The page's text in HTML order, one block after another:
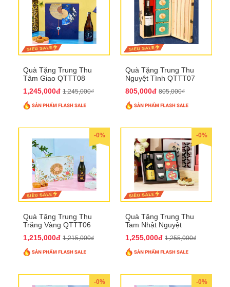
Quà Tặng Trung Thu
Tâm Giao QTTT08
1,245,000đ 1,245,000₫
Quà Tặng Trung Thu
Nguyệt Tình QTTT07
805,000đ 805,000₫
-0%
Quà Tặng Trung Thu
Trăng Vàng QTTT06
1,215,000đ 1,215,000₫
-0%
Quà Tặng Trung Thu
Tam Nhật Nguyệt
1,255,000đ 1,255,000₫
-0% -0%